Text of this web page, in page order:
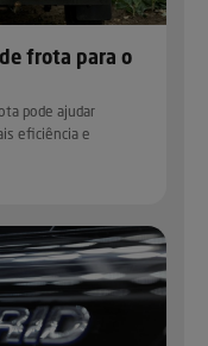
frota para o
pode ajudar
eficiência e